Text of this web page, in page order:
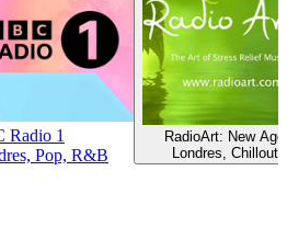
Radio 1
Pop, R&B
RadioArt: New Age
Londres, Chillout